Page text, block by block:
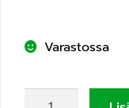
Varastossa